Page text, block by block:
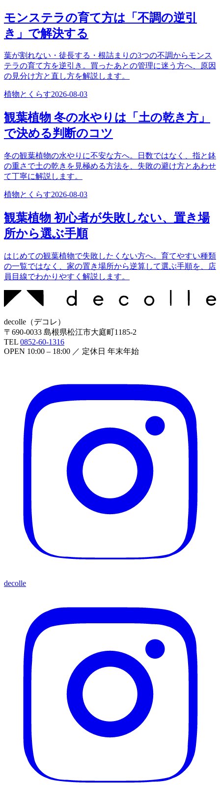
モンステラの育て方は「不調の逆引
き」で解決する
葉が割れない・徒長する・根詰まりの3つの不調からモンス
テラの育て方を逆引き。買ったあとの管理に迷う方へ、原因
の見分け方と直し方を解説します。
植物とくらす2026-08-03
観葉植物 冬の水やりは「土の乾き方」
で決める判断のコツ
冬の観葉植物の水やりに不安な方へ。日数ではなく、指と鉢
の重さで土の乾きを見極める方法を、失敗の避け方とあわせ
て丁寧に解説します。
植物とくらす2026-08-03
観葉植物 初心者が失敗しない、置き場
所から選ぶ手順
はじめての観葉植物で失敗したくない方へ。育てやすい種類
の一覧ではなく、家の置き場所から逆算して選ぶ手順を、店
員目線でわかりやすく解説します。
decolle （デコレ ）
〒 690-0033 島根県松江市大庭町1185-2
TEL 0852-60-1316
OPEN 10:00 – 18:00 ／ 定休日 年末年始
decolle